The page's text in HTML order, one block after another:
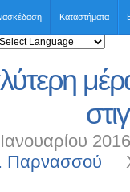
Καταστήματα
Παρνασσού